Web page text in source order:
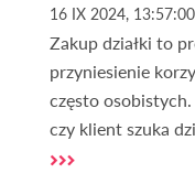
16 IX 2024, 13:57:00
Zakup działki to
przyniesienie
często
czy klient szuka
siebie lub na